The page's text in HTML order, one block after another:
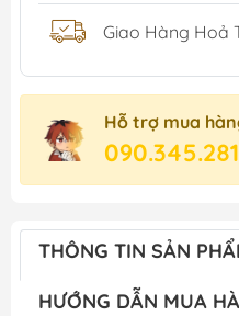
Giao Hàng Hoả
Hỗ trợ mua
THÔNG TIN SẢN
HƯỚNG DẪN MUA